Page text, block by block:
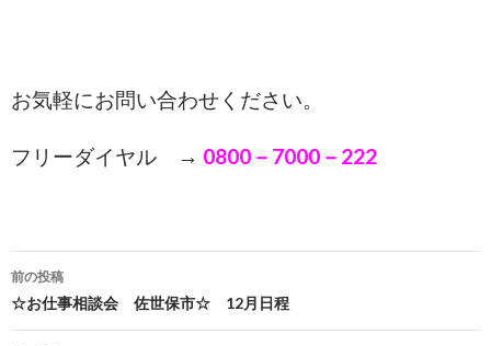
お気軽にお問い合わせください。
フリーダイヤル → 0800－7000－222
投稿ナビゲーション
前の投稿
☆お仕事相談会 佐世保市☆ 12月日程